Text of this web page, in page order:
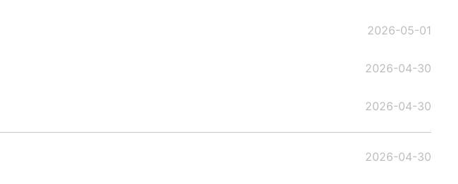
2026-05-01
2026-04-30
2026-04-30
2026-04-30